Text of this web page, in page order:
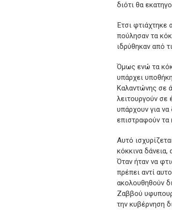
διότι θα
Έτσι φτιάχτηκε
πούλησαν τα
ιδρύθηκαν από
Όμως ενώ τα
υπάρχει
Καλαντώνης σε
λειτουργούν σε
υπάρχουν για
επιστραφούν τα
Αυτό
κόκκινα δάνεια,
Όταν ήταν να
πρέπει αντί
ακολουθηθούν
Ζαββού
την κυβέρνηση